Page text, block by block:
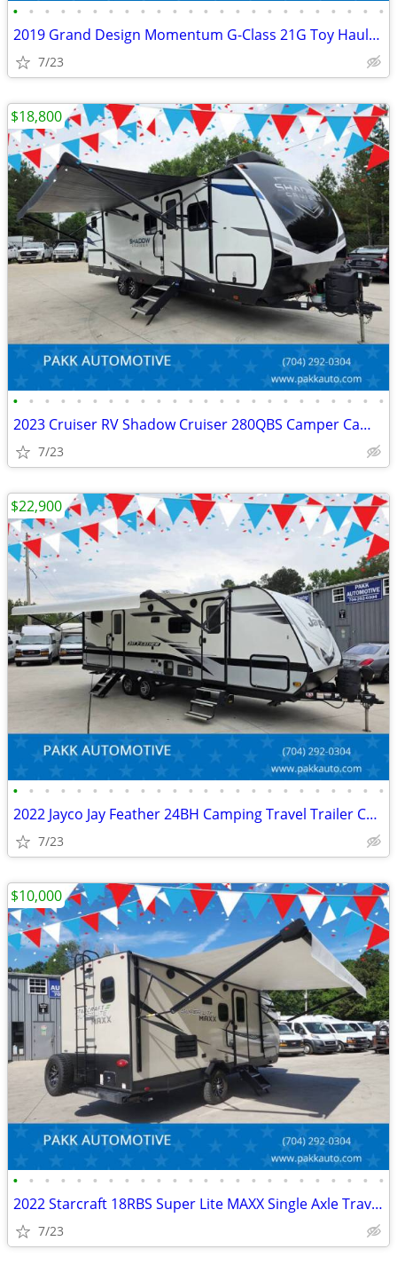
• • • • • • • • • • • • • • • • • • • • • • • •
2019 Grand Design Momentum G-Class 21G Toy Hauler Camper FUEL STATION
7/23
• • • • • • • • • • • • • • • • • • • • • • • •
2023 Cruiser RV Shadow Cruiser 280QBS Camper Camping Travel Trailer
7/23
$18,800
• • • • • • • • • • • • • • • • • • • • • • • •
2022 Jayco Jay Feather 24BH Camping Travel Trailer Camper CLEAN
7/23
$22,900
• • • • • • • • • • • • • • • • • • • • • • • •
2022 Starcraft 18RBS Super Lite MAXX Single Axle Travel Trailer Camper
7/23
$10,000